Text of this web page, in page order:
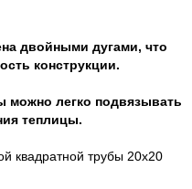
двойными дугами, что
конструкции.
можно легко подвязывать
теплицы.
квадратной трубы 20х20